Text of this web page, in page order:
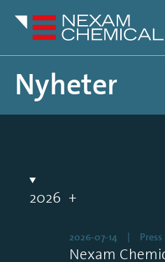
Nyheter
2026
2026-07-14 Press
Nexam